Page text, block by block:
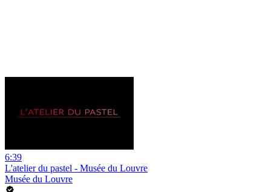
6:39
L'atelier du pastel - Musée du Louvre
Musée du Louvre